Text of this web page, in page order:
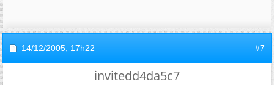
14/12/2005, 17h22 #7
invitedd4da5c7